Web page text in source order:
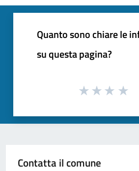
Quanto sono chiare le
su questa pagina?
Contatta il comune